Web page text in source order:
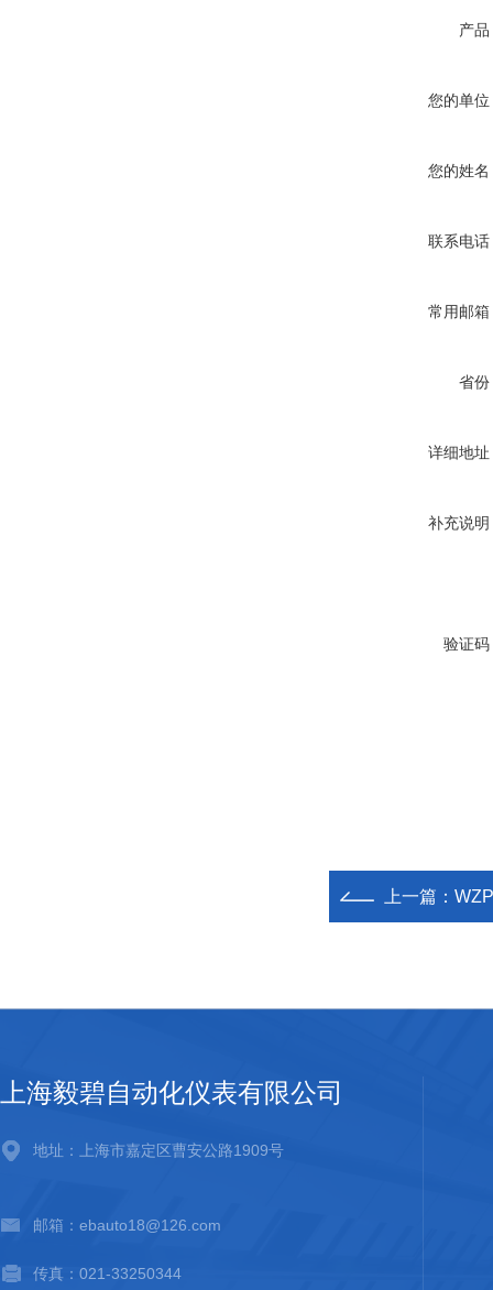
产品
您的单位
您的姓名
联系电话
常用邮箱
省份
详细地址
补充说明
验证码
上一篇：
上海毅碧自动化仪表有限公司
地址：上海市嘉定区曹安公路1909号
邮箱：ebauto18@126.com
传真：021-33250344